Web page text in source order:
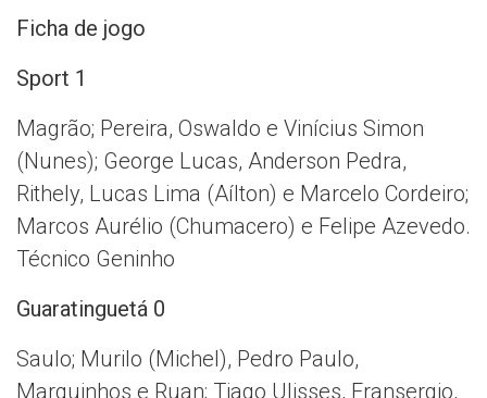
Ficha de jogo
Sport 1
Magrão; Pereira, Oswaldo e Vinícius Simon
(Nunes); George Lucas, Anderson Pedra,
Rithely, Lucas Lima (Aílton) e Marcelo Cordeiro;
Marcos Aurélio (Chumacero) e Felipe Azevedo.
Técnico Geninho
Guaratinguetá 0
Saulo; Murilo (Michel), Pedro Paulo,
Marquinhos e Ruan; Tiago Ulisses, Fransergio,